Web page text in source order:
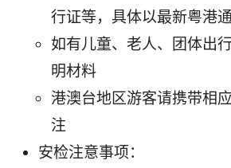
行证等，具体以最新粤港
如有儿童、老人、团体出
明材料
港澳台地区游客请携带相
注
安检注意事项：